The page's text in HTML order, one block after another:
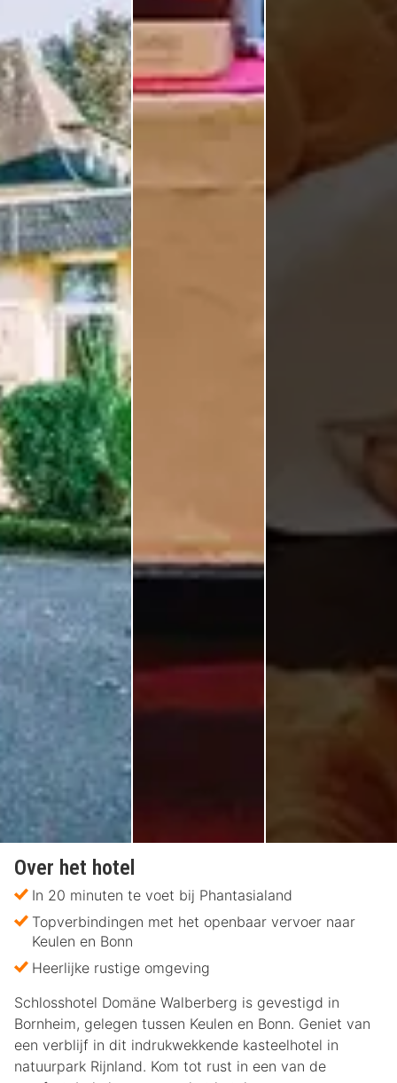
Over het hotel
In 20 minuten te voet bij Phantasialand
Topverbindingen met het openbaar vervoer naar
Keulen en Bonn
Heerlijke rustige omgeving
Schlosshotel Domäne Walberberg is gevestigd in
Bornheim, gelegen tussen Keulen en Bonn. Geniet van
een verblijf in dit indrukwekkende kasteelhotel in
natuurpark Rijnland. Kom tot rust in een van de